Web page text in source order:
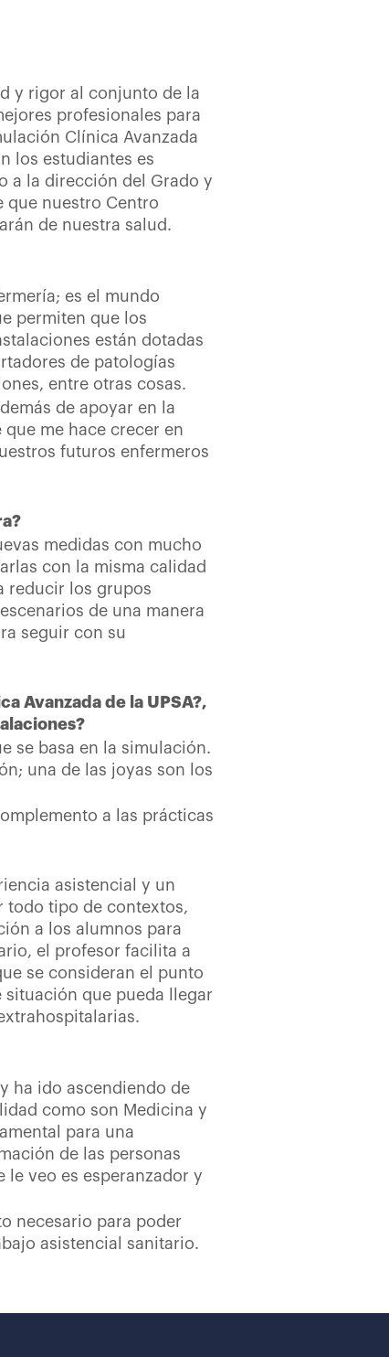
y rigor al conjunto de la
profesionales para
Clínica Avanzada
los estudiantes es
a la dirección del Grado y
que nuestro Centro
de nuestra salud.
es el mundo
permiten que los
están dotadas
de patologías
entre otras cosas.
de apoyar en la
me hace crecer en
futuros enfermeros
medidas con mucho
con la misma calidad
reducir los grupos
de una manera
seguir con su
Avanzada de la UPSA?,
se basa en la simulación.
una de las joyas son los
a las prácticas
asistencial y un
todo tipo de contextos,
a los alumnos para
el profesor facilita a
se consideran el punto
que pueda llegar
ha ido ascendiendo de
como son Medicina y
para una
de las personas
veo es esperanzador y
necesario para poder
asistencial sanitario.